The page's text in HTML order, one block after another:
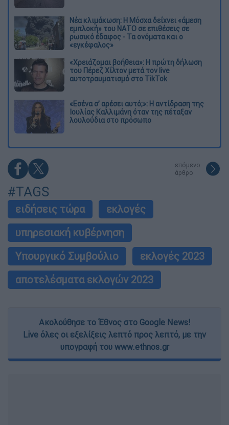
Νέα κλιμάκωση: Η Μόσχα δείχνει «άμεση
εμπλοκή» του ΝΑΤΟ σε επιθέσεις σε
ρωσικό έδαφος - Τα ονόματα και ο
«εγκέφαλος»
«Χρειάζομαι βοήθεια»: Η πρώτη δήλωση
του Πέρεζ Χίλτον μετά τον live
αυτοτραυματισμό στο TikTok
«Εσένα σ’ αρέσει αυτό;»: Η αντίδραση της
Ιουλίας Καλλιμάνη όταν της πέταξαν
λουλούδια στο πρόσωπο
επόμενο
άρθρο
#TAGS
ειδήσεις τώρα
εκλογές
υπηρεσιακή κυβέρνηση
Υπουργικό Συμβούλιο
εκλογές 2023
αποτελέσματα εκλογών 2023
Ακολούθησε το Έθνος στο Google News!
Live όλες οι εξελίξεις λεπτό προς λεπτό, με την
υπογραφή του www.ethnos.gr